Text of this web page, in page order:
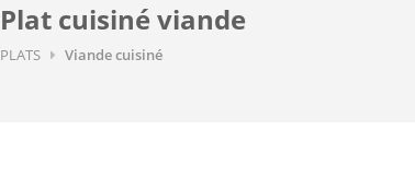
Plat cuisiné viande
PLATS Viande cuisiné